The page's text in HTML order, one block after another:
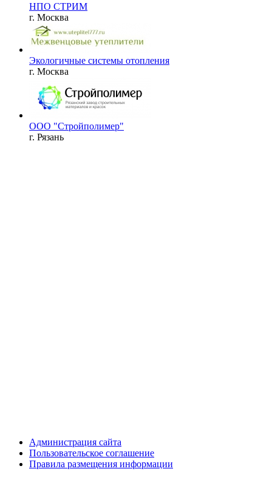
НПО СТРИМ
г. Москва
Экологичные системы отопления
г. Москва
ООО "Стройполимер"
г. Рязань
Администрация сайта
Пользовательское соглашение
Правила размещения информации